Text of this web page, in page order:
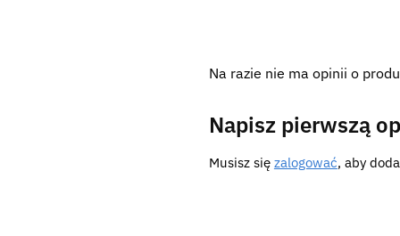
Na razie nie ma opinii o
Napisz pierwszą
Musisz się zalogować, aby